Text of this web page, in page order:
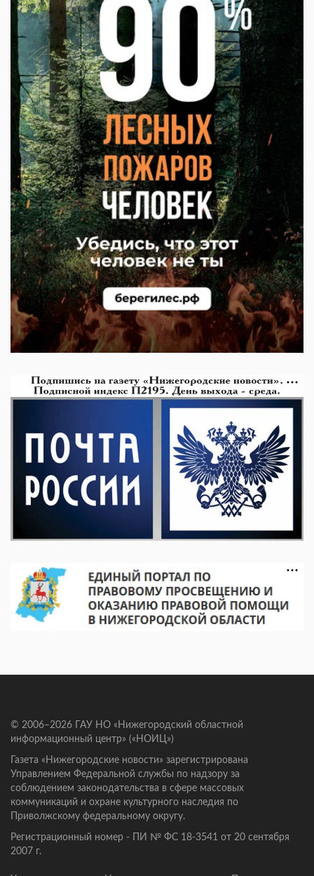
© 2006–2026 ГАУ НО «Нижегородский областной
информационный центр» («НОИЦ»)
Газета «Нижегородские новости» зарегистрирована
Управлением Федеральной службы по надзору за
соблюдением законодательства в сфере массовых
коммуникаций и охране культурного наследия по
Приволжскому федеральному округу.
Регистрационный номер - ПИ № ФС 18-3541 от 20 сентября
2007 г.